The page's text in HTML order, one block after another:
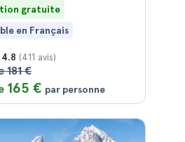
gratuite
en Français
4.8 (411 avis)
181 €
165 € par personne